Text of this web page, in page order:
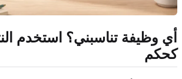
أي وظيفة تناسبني؟ استخدم
كحكم